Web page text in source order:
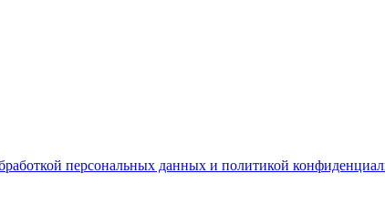
персональных данных и политикой